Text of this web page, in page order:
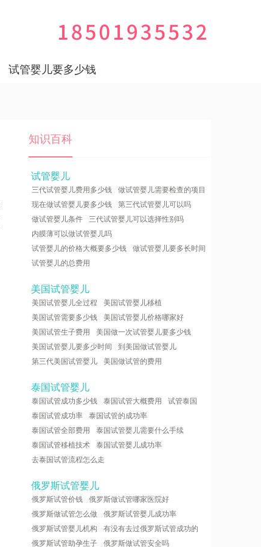
试管婴儿要多少钱
知识百科
试管婴儿
三代试管婴儿费用多少钱
做试管婴儿需要检查的项目
现在做试管婴儿要多少钱
第三代试管婴儿可以吗
做试管婴儿条件
三代试管婴儿可以选择性别吗
内膜薄可以做试管婴儿吗
试管婴儿的价格大概要多少钱
做试管婴儿要多长时间
试管婴儿的总费用
美国试管婴儿
美国试管婴儿全过程
美国试管婴儿移植
美国试管需要多少钱
美国试管婴儿价格哪家好
美国试管生子费用
美国做一次试管婴儿要多少钱
美国试管婴儿要多少时间
到美国做试管婴儿
第三代美国试管婴儿
美国做试管的费用
泰国试管婴儿
泰国试管成功多少钱 泰国试管大概费用
试管泰国
泰国试管成功率
泰国试管的成功率
泰国试管全部费用
泰国试管婴儿需要什么手续
泰国试管移植技术
泰国试管婴儿成功率
去泰国试管流程怎么走
俄罗斯试管婴儿
俄罗斯试管价钱
俄罗斯做试管哪家医院好
俄罗斯做试管怎么做
俄罗斯试管婴儿成功率
俄罗斯试管婴儿机构
有没有去过俄罗斯试管成功的
俄罗斯试管助孕生子
俄罗斯做试管安全吗